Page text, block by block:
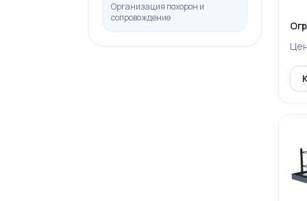
Организация похорон и
сопровождение